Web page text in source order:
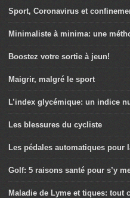
Sport, Coronavirus et
Minimaliste à minima: une
Boostez votre sortie à jeun!
Maigrir, malgré le sport
L’index glycémique: un indice
Les blessures du cycliste
Les pédales automatiques pour
Golf: 5 raisons santé pour s’y
Maladie de Lyme et tiques: tout